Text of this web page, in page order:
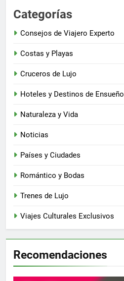
Categorías
Consejos de Viajero Experto
Costas y Playas
Cruceros de Lujo
Hoteles y Destinos de Ensueño
Naturaleza y Vida
Noticias
Países y Ciudades
Romántico y Bodas
Trenes de Lujo
Viajes Culturales Exclusivos
Recomendaciones